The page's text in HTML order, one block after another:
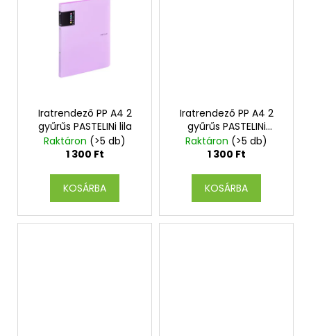
Iratrendező PP A4 2
gyűrűs PASTELINi lila
Raktáron (>5 db)
1 300 Ft
KOSÁRBA
Iratrendező PP A4 2
gyűrűs PASTELINi
rózsaszín
Raktáron (>5 db)
1 300 Ft
KOSÁRBA